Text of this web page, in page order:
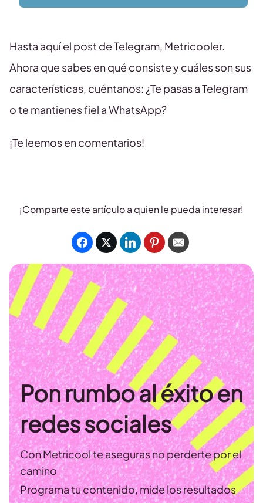
Hasta aquí el post de Telegram, Metricooler.
Ahora que sabes en qué consiste y cuáles son sus
características, cuéntanos: ¿Te pasas a Telegram
o te mantienes fiel a WhatsApp?
¡Te leemos en comentarios!
¡Comparte este artículo a quien le pueda interesar!
Pon rumbo al éxito en
redes sociales
Con Metricool te aseguras no perderte por el
camino
Programa tu contenido, mide los resultados